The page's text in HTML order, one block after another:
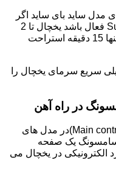
مدل ساید بای ساید اگر
حالت های Power Fridge یا Super Cold فعال باشد یخچال تا 2
ساعت به صورت مداوم کار می کند و تنها 15 دقیقه استراحت
سریع سرمای یخچال را
در راه آهن
برد الکترونیکی اصلی یخچال (Main control board)در مدل های
سامسونگ یک صفحه
الکترونیکی در یخچال می